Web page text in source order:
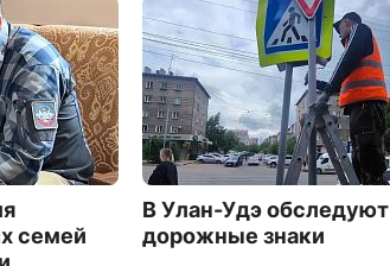
семей
В Улан-Удэ обследуют
дорожные знаки